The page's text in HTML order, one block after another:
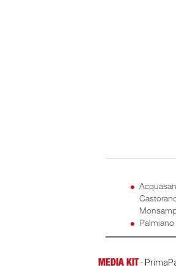
Palmiano
MEDIA KIT-